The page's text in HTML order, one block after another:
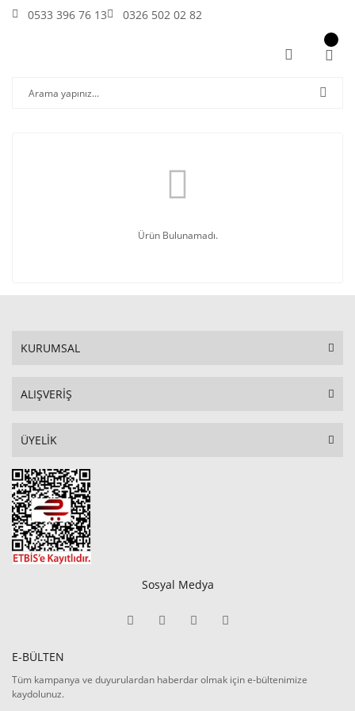
0533 396 76 13 0326 502 02 82
Ürün Bulunamadı.
KURUMSAL
ALIŞVERİŞ
ÜYELİK
Sosyal Medya
E-BÜLTEN
Tüm kampanya ve duyurulardan haberdar olmak için e-bültenimize
kaydolunuz.